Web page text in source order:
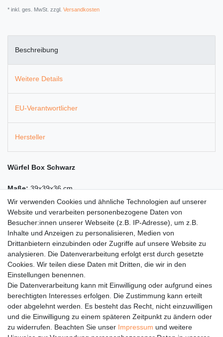
* inkl. ges. MwSt. zzgl. Versandkosten
Beschreibung
Weitere Details
EU-Verantwortlicher
Hersteller
Würfel Box Schwarz
Maße:39x39x36 cm
Farbe: Schwarz
Material:Webstoff 100% Polyester
Alle Maßen sind ca. Angaben in cm. Ohne Auflage, ohne
Dekoration.
Rechtliches
Service
Wir verwenden Cookies und ähnliche Technologien auf unserer
Website und verarbeiten personenbezogene Daten von
Besucher:innen unserer Webseite (z.B. IP-Adresse), um z.B.
Inhalte und Anzeigen zu personalisieren, Medien von
Drittanbietern einzubinden oder Zugriffe auf unsere Website zu
analysieren. Die Datenverarbeitung erfolgt erst durch gesetzte
Cookies. Wir teilen diese Daten mit Dritten, die wir in den
Einstellungen benennen.
Die Datenverarbeitung kann mit Einwilligung oder aufgrund eines
berechtigten Interesses erfolgen. Die Zustimmung kann erteilt
oder abgelehnt werden. Es besteht das Recht, nicht einzuwilligen
und die Einwilligung zu einem späteren Zeitpunkt zu ändern oder
zu widerrufen. Beachten Sie unser Impressum und weitere